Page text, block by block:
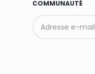
COMMUNAUTÉ